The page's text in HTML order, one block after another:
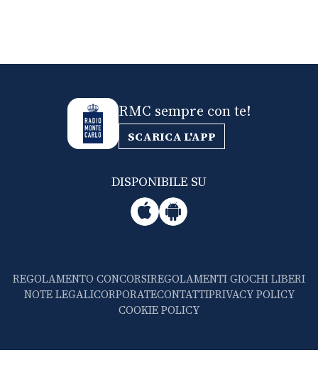
RMC sempre con te!
SCARICA L'APP
DISPONIBILE SU
REGOLAMENTO CONCORSIREGOLAMENTI GIOCHI LIBERI
NOTE LEGALICORPORATECONTATTIPRIVACY POLICY
COOKIE POLICY